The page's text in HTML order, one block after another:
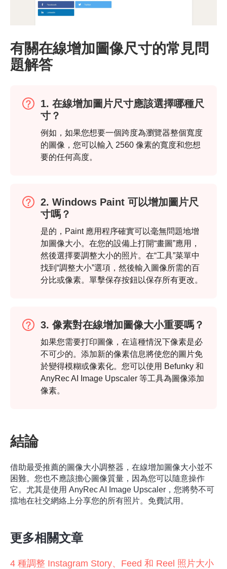
步驟1。
有關在線增加圖像尺寸的常見問
題解答
1. 在線增加圖片尺寸應該選擇哪種尺
寸？
例如，如果您想要一個跨度為瀏覽器整個寬度
的圖像，您可以輸入 2560 像素的寬度和您想
要的任何高度。
2. Windows Paint 可以增加圖片尺
寸嗎？
是的，Paint 應用程序確實可以毫無問題地增
加圖像大小。在您的設備上打開“畫圖”應用，
然後選擇要調整大小的照片。在“工具”菜單中
找到“調整大小”選項，然後輸入圖像所需的百
分比或像素。單擊保存按鈕以保存所有更改。
3. 像素對在線增加圖像大小重要嗎？
如果您需要打印圖像，在這種情況下像素是必
不可少的。添加新的像素信息將使您的圖片免
於變得模糊或像素化。您可以使用 Befunky 和
AnyRec AI Image Upscaler 等工具為圖像添加
像素。
結論
借助最受推薦的圖像大小調整器，在線增加圖像大小並不
困難。您也不應該擔心圖像質量，因為您可以隨意操作
它。尤其是使用 AnyRec AI Image Upscaler，您將勢不可
擋地在社交網絡上分享您的所有照片。免費試用。
更多相關文章
4 種調整 Instagram Story、Feed 和 Reel 照片大小